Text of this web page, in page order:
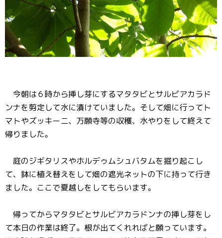
今朝は６時から挿し芽にするマタタビとサルビアカラド
ンナを剪定して水に漬けていました。そして畑に行ってト
マトやズッキーニ、万願寺等の収穫、水やりをして終えて
帰りました。
庭のジギタリスやホルデゥムシュバタムを掘り起こし
て、鉢に植え替えをして畑の遮光ネットの下に持って行き
ました。ここで夏越しをしてもらいます。
帰ってからマタタビとサルビアカラドンナの挿し芽をし
て本日の作業は終了。根が出てくれればと願っています。